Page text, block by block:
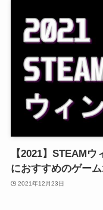
【2021】STEAM
におすすめのゲー
2021年12月23日